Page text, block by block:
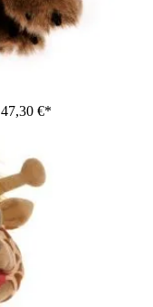
47,30 €*